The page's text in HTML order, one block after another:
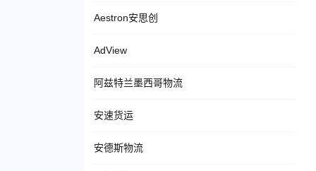
Aestron安思创
AdView
阿兹特兰墨西哥物流
安速货运
安德斯物流